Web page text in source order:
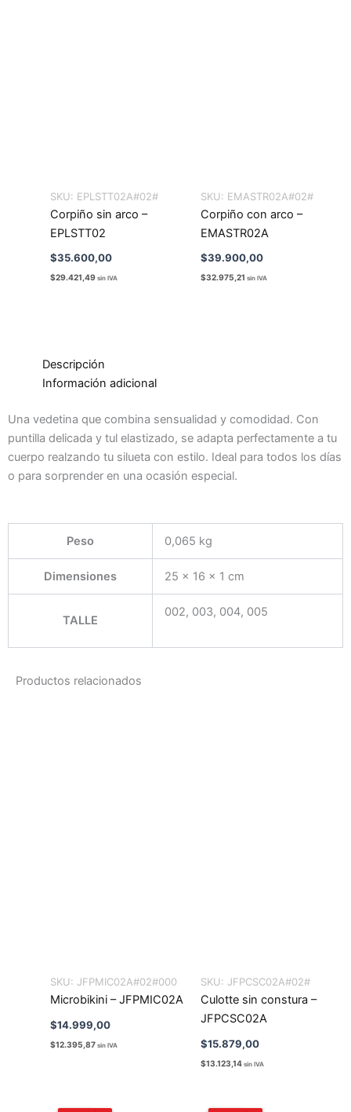
SKU: EPLSTT02A#02#
Corpiño sin arco –
EPLSTT02
$35.600,00
$29.421,49 sin IVA
SKU: EMASTR02A#02#
Corpiño con arco –
EMASTR02A
$39.900,00
$32.975,21 sin IVA
Descripción
Información adicional
Una vedetina que combina sensualidad y comodidad. Con
puntilla delicada y tul elastizado, se adapta perfectamente a tu
cuerpo realzando tu silueta con estilo. Ideal para todos los días
o para sorprender en una ocasión especial.
Peso 0,065 kg
Dimensiones 25 × 16 × 1 cm
TALLE
002, 003, 004, 005
Productos relacionados
SKU: JFPMIC02A#02#000
Microbikini – JFPMIC02A
$14.999,00
$12.395,87 sin IVA
SKU: JFPCSC02A#02#
Culotte sin constura –
JFPCSC02A
$15.879,00
$13.123,14 sin IVA
El